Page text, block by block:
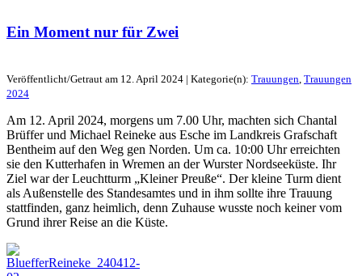
Ein Moment nur für Zwei
Veröffentlicht/Getraut am 12. April 2024 | Kategorie(n): Trauungen, Trauungen
2024
Am 12. April 2024, morgens um 7.00 Uhr, machten sich Chantal
Brüffer und Michael Reineke aus Esche im Landkreis Grafschaft
Bentheim auf den Weg gen Norden. Um ca. 10:00 Uhr erreichten
sie den Kutterhafen in Wremen an der Wurster Nordseeküste. Ihr
Ziel war der Leuchtturm „Kleiner Preuße“. Der kleine Turm dient
als Außenstelle des Standesamtes und in ihm sollte ihre Trauung
stattfinden, ganz heimlich, denn Zuhause wusste noch keiner vom
Grund ihrer Reise an die Küste.